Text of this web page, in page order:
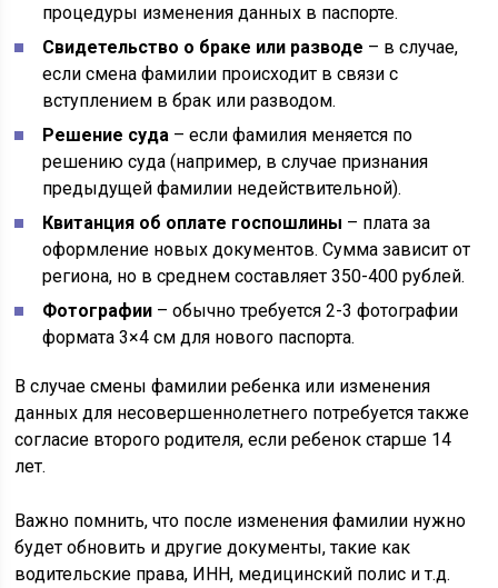
процедуры изменения данных в паспорте.
Свидетельство о браке или разводе – в случае,
если смена фамилии происходит в связи с
вступлением в брак или разводом.
Решение суда – если фамилия меняется по
решению суда (например, в случае признания
предыдущей фамилии недействительной).
Квитанция об оплате госпошлины – плата за
оформление новых документов. Сумма зависит от
региона, но в среднем составляет 350-400 рублей.
Фотографии – обычно требуется 2-3 фотографии
формата 3×4 см для нового паспорта.
В случае смены фамилии ребенка или изменения
данных для несовершеннолетнего потребуется также
согласие второго родителя, если ребенок старше 14
лет.
Важно помнить, что после изменения фамилии нужно
будет обновить и другие документы, такие как
водительские права, ИНН, медицинский полис и т.д.